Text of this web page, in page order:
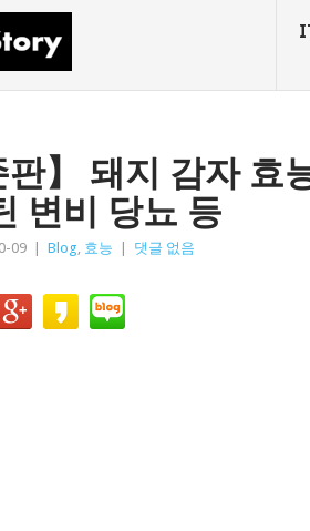
판】 돼지 감자 효
변비 당뇨 등
09 Blog, 효능 댓글 없음